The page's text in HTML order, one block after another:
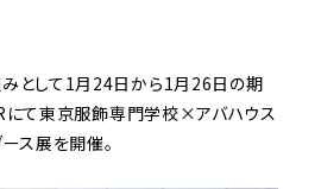
として1月24日から1月26日の期
にて東京服飾専門学校×アバハウス
ス展を開催。